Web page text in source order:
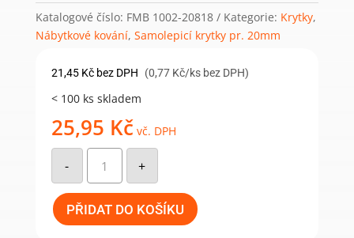
Katalogové číslo: FMB 1002-20818 Kategorie: Krytky,
Nábytkové kování, Samolepicí krytky pr. 20mm
21,45 Kč bez DPH (0,77 Kč/ks bez DPH)
< 100 ks skladem
25,95 Kč vč. DPH
-
Samolepicí
krytka
20mm
(28ks/arch)
-
818
višeň
K.tabák
+
PŘIDAT DO KOŠÍKU